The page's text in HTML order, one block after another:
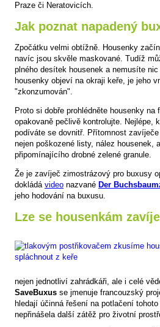
Praze či Neratovicích.
Jak poznat napadený
Zpočátku velmi obtížně. Housenky
navíc jsou skvěle maskované. Tudíž
plného desítek housenek a nemusíte
housenky objeví na okraji keře, je jeho
"zkonzumován".
Proto si dobře prohlédněte housenky na
opakovaně pečlivě kontrolujte. Nejlépe,
podíváte se dovnitř. Přítomnost
nejen poškozené listy, nález housenek,
připomínajícího drobné zelené granule.
Že je zavíječ zimostrázový pro buxusy
dokládá video nazvané Der
jeho hodování na buxusu.
Lze se housenkám
nejen jednotliví zahrádkáři, ale i celé
SaveBuxus se jmenuje francouzský
hledají účinná řešení na potlačení
nepřinášela další zátěž pro životní